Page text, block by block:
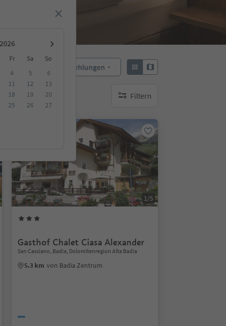
Fr Sa
So
4 5
6
11 12
13
18 19
20
25 26
27
Empfehlungen
Filtern
keine aktiven Filte
1/5
Gasthof Chalet Ciasa Alexander
San Cassiano, Badia, Dolomitenregion Alta Badia
5.3 km von Badia Zentrum